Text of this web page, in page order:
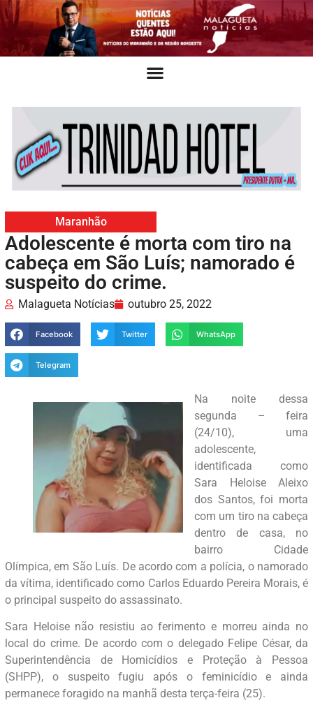
Maranhão
Adolescente é morta com tiro na
cabeça em São Luís; namorado é
suspeito do crime.
Malagueta Notícias outubro 25, 2022
Facebook Twitter WhatsApp
Telegram
Na noite dessa
segunda – feira
(24/10), uma
adolescente,
identificada como
Sara Heloise Aleixo
dos Santos, foi morta
com um tiro na cabeça
dentro de casa, no
bairro Cidade
Olímpica, em São Luís. De acordo com a polícia, o namorado
da vítima, identificado como Carlos Eduardo Pereira Morais, é
o principal suspeito do assassinato.
Sara Heloise não resistiu ao ferimento e morreu ainda no
local do crime. De acordo com o delegado Felipe César, da
Superintendência de Homicídios e Proteção à Pessoa
(SHPP), o suspeito fugiu após o feminicídio e ainda
permanece foragido na manhã desta terça-feira (25).